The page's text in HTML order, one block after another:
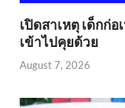
เปิดสาเหตุ เด็กก่
เข้าไปคุยด้วย
August 7, 2026